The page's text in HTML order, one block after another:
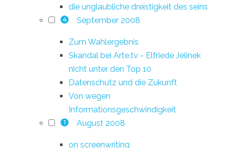
die unglaubliche dreistigkeit des seins
4 September 2008
Zum Wahlergebnis
Skandal bei Arte.tv - Elfriede Jelinek
nicht unter den Top 10
Datenschutz und die Zukunft
Von wegen
Informationsgeschwindigkeit
1 August 2008
on screenwriting